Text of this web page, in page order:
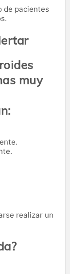
de pacientes
muy
realizar un